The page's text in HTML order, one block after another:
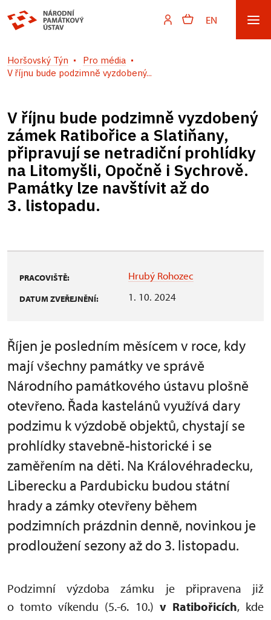
EN
Horšovský Týn
Pro média
V říjnu bude podzimně vyzdobený...
V říjnu bude podzimně vyzdobený
zámek Ratibořice a Slatiňany,
připravují se netradiční prohlídky
na Litomyšli, Opočně i Sychrově.
Památky lze navštívit až do
3. listopadu.
PRACOVIŠTĚ: Hrubý Rohozec
DATUM ZVEŘEJNĚNÍ: 1. 10. 2024
Říjen je posledním měsícem v roce, kdy
mají všechny památky ve správě
Národního památkového ústavu plošně
otevřeno. Řada kastelánů využívá dary
podzimu k výzdobě objektů, chystají se
prohlídky stavebně-historické i se
zaměřením na děti. Na Královéhradecku,
Liberecku a Pardubicku budou státní
hrady a zámky otevřeny během
podzimních prázdnin denně, novinkou je
prodloužení sezony až do 3. listopadu.
Podzimní výzdoba zámku je připravena již
o tomto víkendu (5.-6. 10.) v Ratibořicích, kde